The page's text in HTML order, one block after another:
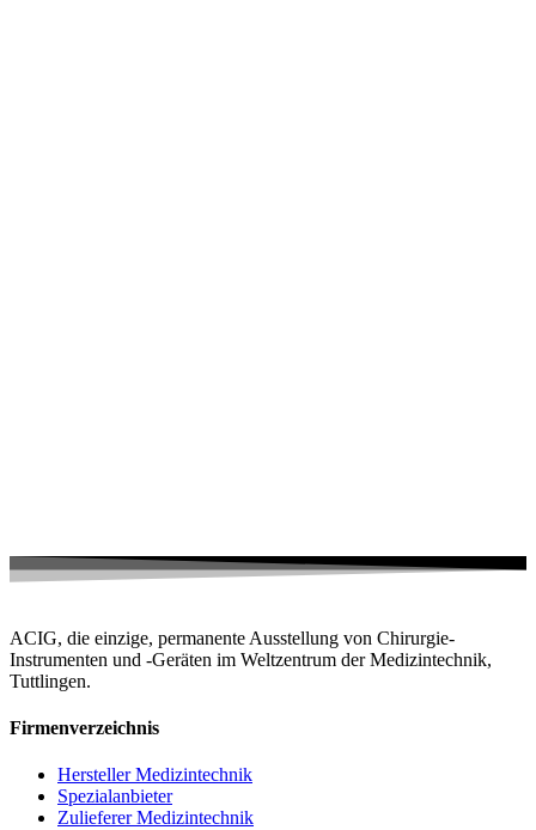
ACIG, die einzige, permanente Ausstellung von Chirurgie-
Instrumenten und -Geräten im Weltzentrum der Medizintechnik,
Tuttlingen.
Firmenverzeichnis
Hersteller Medizintechnik
Spezialanbieter
Zulieferer Medizintechnik